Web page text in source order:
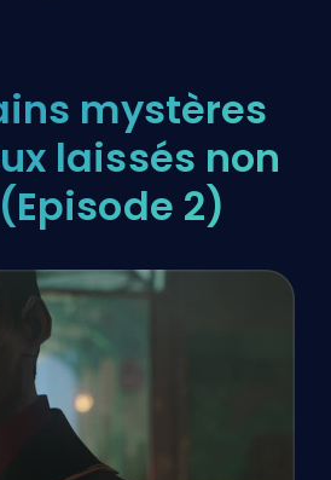
mystères
laissés non
2)